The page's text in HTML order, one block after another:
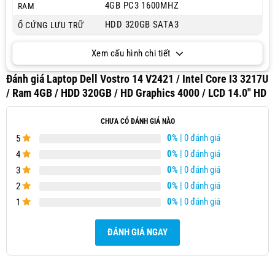
RAM 4GB PC3 1600MHZ
Ổ CỨNG LƯU TRỮ HDD 320GB SATA3
Xem cấu hình chi tiết
Đánh giá Laptop Dell Vostro 14 V2421 / Intel Core I3 3217U
/ Ram 4GB / HDD 320GB / HD Graphics 4000 / LCD 14.0″ HD
CHƯA CÓ ĐÁNH GIÁ NÀO
5 0% | 0 đánh giá
4
0% | 0 đánh giá
3
0% | 0 đánh giá
2
0% | 0 đánh giá
1
0% | 0 đánh giá
ĐÁNH GIÁ NGAY